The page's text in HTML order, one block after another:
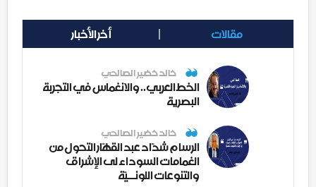
مقالات أخر الأخبار
خالد خضير الصالحي
الخط العربي.. والانغماس في التجربة
البصرية
خالد خضير الصالحي
الرسام شدّاد عبد القهّار التحول من
الغمامات السوداء لى الإشراق
والتنوعات اللونــيّة